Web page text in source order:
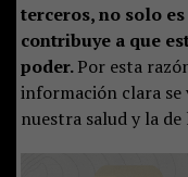
terceros, no solo
contribuye a que
poder.Por esta
información clara se
nuestra salud y la